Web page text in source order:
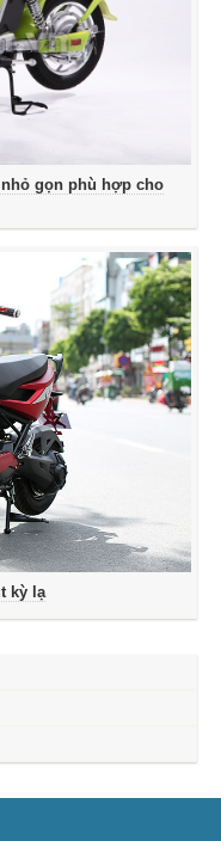
gọn phù hợp cho
kỳ lạ